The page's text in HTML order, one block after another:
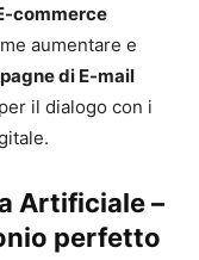
commerce
aumentare e
di E-mail
il dialogo con i
Artificiale –
perfetto